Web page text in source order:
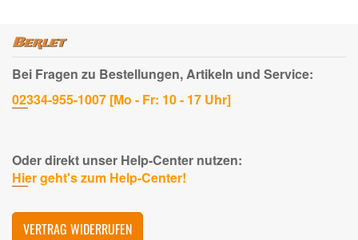
Bei Fragen zu Bestellungen, Artikeln und Service:
02334-955-1007 [Mo - Fr: 10 - 17 Uhr]
Oder direkt unser Help-Center nutzen:
Hier geht's zum Help-Center!
VERTRAG WIDERRUFEN